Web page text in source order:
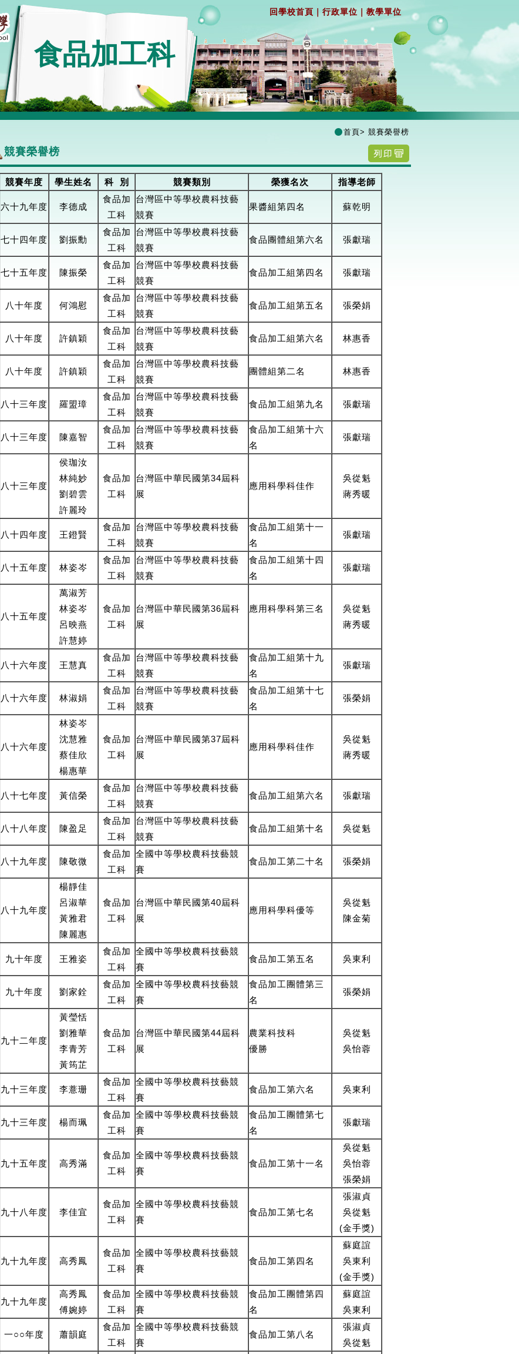
食品加工科
回學校首頁 行政單位 教學單位
首頁> 競賽榮譽榜
競賽榮譽榜
競賽年度 學生姓名 科 別 競賽類別 榮獲名次 指導老師
六十九年度 李德成
食品加
工科
台灣區中等學校農科技藝
競賽
果醬組第四名 蘇乾明
七十四年度 劉振勳
食品加
工科
台灣區中等學校農科技藝
競賽
食品團體組第六名 張獻瑞
七十五年度 陳振榮
食品加
工科
台灣區中等學校農科技藝
競賽
食品加工組第四名 張獻瑞
八十年度 何鴻慰
食品加
工科
台灣區中等學校農科技藝
競賽
食品加工組第五名 張榮娟
八十年度 許鎮穎
食品加
工科
台灣區中等學校農科技藝
競賽
食品加工組第六名 林惠香
八十年度 許鎮穎
食品加
工科
台灣區中等學校農科技藝
競賽
團體組第二名 林惠香
八十三年度 羅盟璋
食品加
工科
台灣區中等學校農科技藝
競賽
食品加工組第九名 張獻瑞
八十三年度 陳嘉智
食品加
工科
台灣區中等學校農科技藝
競賽
食品加工組第十六
名
張獻瑞
八十三年度
侯珈汝
林純妙
劉碧雲
許麗玲
食品加
工科
台灣區中華民國第34屆科
展
應用科學科佳作
吳從魁
蔣秀暖
八十四年度 王鐙賢
食品加
工科
台灣區中等學校農科技藝
競賽
食品加工組第十一
名
張獻瑞
八十五年度 林姿岑
食品加
工科
台灣區中等學校農科技藝
競賽
食品加工組第十四
名
張獻瑞
八十五年度
萬淑芳
林姿岑
呂映燕
許慧婷
食品加
工科
台灣區中華民國第36屆科
展
應用科學科第三名
吳從魁
蔣秀暖
八十六年度 王慧真
食品加
工科
台灣區中等學校農科技藝
競賽
食品加工組第十九
名
張獻瑞
八十六年度 林淑娟
食品加
工科
台灣區中等學校農科技藝
競賽
食品加工組第十七
名
張榮娟
八十六年度
林姿岑
沈慧雅
蔡佳欣
楊惠華
食品加
工科
台灣區中華民國第37屆科
展
應用科學科佳作
吳從魁
蔣秀暖
八十七年度 黃信榮
食品加
工科
台灣區中等學校農科技藝
競賽
食品加工組第六名 張獻瑞
八十八年度 陳盈足
食品加
工科
台灣區中等學校農科技藝
競賽
食品加工組第十名 吳從魁
八十九年度 陳敬微
食品加
工科
全國中等學校農科技藝競
賽
食品加工第二十名 張榮娟
八十九年度
楊靜佳
呂淑華
黃雅君
陳麗惠
食品加
工科
台灣區中華民國第40屆科
展
應用科學科優等
吳從魁
陳金菊
九十年度 王雅姿
食品加
工科
全國中等學校農科技藝競
賽
食品加工第五名 吳東利
九十年度 劉家銓
食品加
工科
全國中等學校農科技藝競
賽
食品加工團體第三
名
張榮娟
九十二年度
黃瑩恬
劉雅華
李青芳
黃筠芷
食品加
工科
台灣區中華民國第44屆科
展
農業科技科
優勝
吳從魁
吳怡蓉
九十三年度 李薏珊
食品加
工科
全國中等學校農科技藝競
賽
食品加工第六名 吳東利
九十三年度 楊而珮
食品加
工科
全國中等學校農科技藝競
賽
食品加工團體第七
名
張獻瑞
九十五年度 高秀滿
食品加
工科
全國中等學校農科技藝競
賽
食品加工第十一名
吳從魁
吳怡蓉
張榮娟
九十八年度 李佳宜
食品加
工科
全國中等學校農科技藝競
賽
食品加工第七名
張淑貞
吳從魁
(金手獎)
九十九年度 高秀鳳
食品加
工科
全國中等學校農科技藝競
賽
食品加工第四名
蘇庭誼
吳東利
(金手獎)
九十九年度
高秀鳳
傅婉婷
食品加
工科
全國中等學校農科技藝競
賽
食品加工團體第四
名
蘇庭誼
吳東利
一○○年度 蕭韻庭
食品加
工科
全國中等學校農科技藝競
賽
食品加工第八名
張淑貞
吳從魁